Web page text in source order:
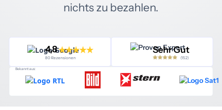
nichts zu bezahlen.
4,8
80 Rezensionen
Sehr Gut
(152)
Bekannt aus: